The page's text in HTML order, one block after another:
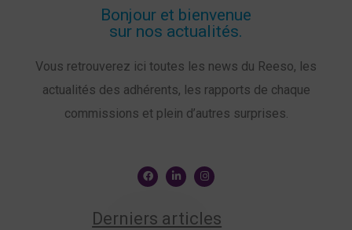
Bonjour et bienvenue
sur nos actualités.
Vous retrouverez ici toutes les news du Reeso, les
actualités des adhérents, les rapports de chaque
commissions et plein d’autres surprises.
Derniers articles